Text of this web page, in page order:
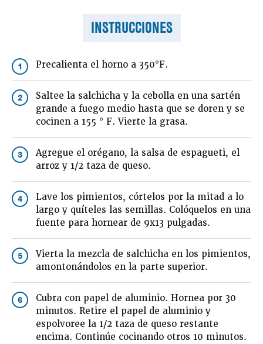
INSTRUCCIONES
1 Precalienta el horno a 350°F.
2
Saltee la salchicha y la cebolla en una sartén
grande a fuego medio hasta que se doren y se
cocinen a 155 ° F. Vierte la grasa.
3
Agregue el orégano, la salsa de espagueti, el
arroz y 1/2 taza de queso.
4
Lave los pimientos, córtelos por la mitad a lo
largo y quíteles las semillas. Colóquelos en una
fuente para hornear de 9x13 pulgadas.
5
Vierta la mezcla de salchicha en los pimientos,
amontonándolos en la parte superior.
6
Cubra con papel de aluminio. Hornea por 30
minutos. Retire el papel de aluminio y
espolvoree la 1/2 taza de queso restante
encima. Continúe cocinando otros 10 minutos.